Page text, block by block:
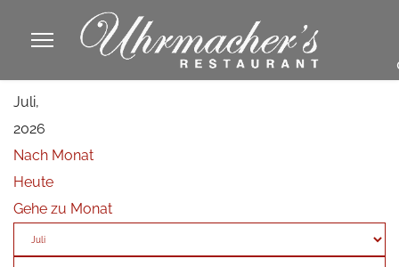
Juli,
2026
Nach Monat
Heute
Gehe zu Monat